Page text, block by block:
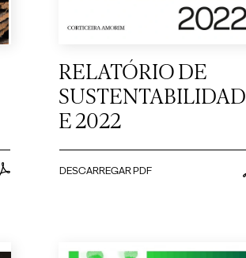
RELATÓRIO DE
SUSTENTABILIDAD
E 2022
DESCARREGAR PDF